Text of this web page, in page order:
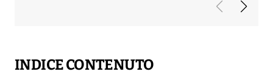
INDICE CONTENUTO